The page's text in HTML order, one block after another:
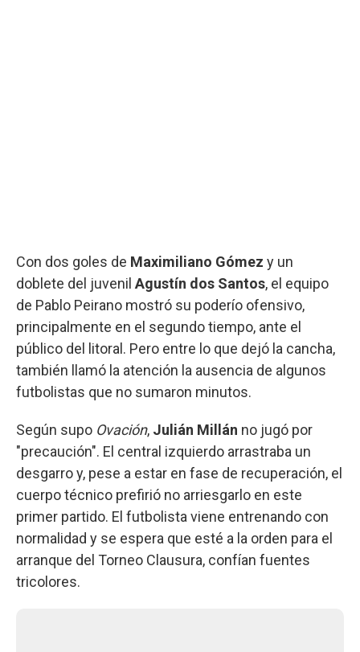
Con dos goles de Maximiliano Gómez y un
doblete del juvenil Agustín dos Santos, el equipo
de Pablo Peirano mostró su poderío ofensivo,
principalmente en el segundo tiempo, ante el
público del litoral. Pero entre lo que dejó la cancha,
también llamó la atención la ausencia de algunos
futbolistas que no sumaron minutos.
Según supo Ovación, Julián Millán no jugó por
"precaución". El central izquierdo arrastraba un
desgarro y, pese a estar en fase de recuperación, el
cuerpo técnico prefirió no arriesgarlo en este
primer partido. El futbolista viene entrenando con
normalidad y se espera que esté a la orden para el
arranque del Torneo Clausura, confían fuentes
tricolores.